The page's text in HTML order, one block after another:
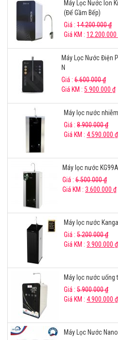
Máy Lọc Nước Ion
(Để Gầm Bếp)
Giá : 14.200.000₫
Giá KM : 12.200.000
Máy Lọc Nước Điện
N
Giá : 6.600.000₫
Giá KM : 5.900.000 ₫
Máy lọc nước
Giá : 8.900.000₫
Giá KM : 4.590.000 ₫
Máy lọc nước
Giá : 6.500.000₫
Giá KM : 3.600.000 ₫
Máy lọc nước
Giá : 5.200.000₫
Giá KM : 3.900.000 ₫
Máy lọc nước uống
Giá : 5.900.000₫
Giá KM : 4.900.000 ₫
Máy Lọc Nước